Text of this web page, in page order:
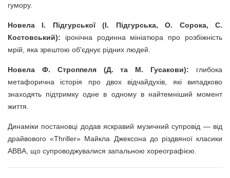
гумору.
Новела І. Підгурської (І. Підгурська, О. Сорока, С.
Костовський): іронічна родинна мініатюра про розбіжність
мрій, яка зрештою об'єднує рідних людей.
Новела Ф. Строппеля (Д. та М. Гусакови): глибока
метафорична історія про двох відчайдухів, які випадково
знаходять підтримку одне в одному в найтемніший момент
життя.
Динаміки постановці додав яскравий музичний супровід — від
драйвового «Thriller» Майкла Джексона до різдвяної класики
ABBA, що супроводжувалися запальною хореографією.